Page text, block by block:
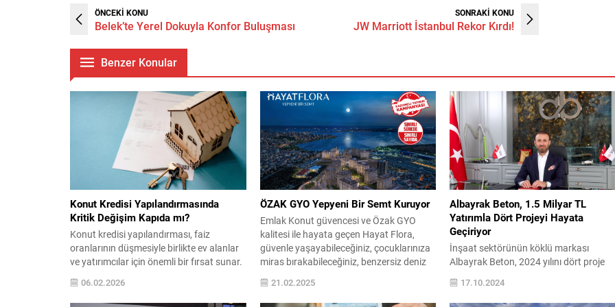
ÖNCEKİ KONU
Belek’te Yerel Dokuyla Konfor Buluşması
SONRAKİ KONU
JW Marriott İstanbul Rekor Kırdı!
Benzer Konular
Konut Kredisi Yapılandırmasında
Kritik Değişim Kapıda mı?
Konut kredisi yapılandırması, faiz
oranlarının düşmesiyle birlikte ev alanlar
ve yatırımcılar için önemli bir fırsat sunar.
Yapılandırma veya refinansman, mevcut
kredinin daha düşük faiz oranları ile
yeniden düzenlenmesi anlamına gelir.
06.02.2026
ÖZAK GYO Yepyeni Bir Semt Kuruyor
Emlak Konut güvencesi ve Özak GYO
kalitesi ile hayata geçen Hayat Flora,
güvenle yaşayabileceğiniz, çocuklarınıza
miras bırakabileceğiniz, benzersiz deniz
ve göl manzarasına sahip özel bir yaşam
sunuyor. Geniş peyzaj alanı, bahçe
kullanımlı ve teraslı daireleri, cadde
21.02.2025
Albayrak Beton, 1.5 Milyar TL
Yatırımla Dört Projeyi Hayata
Geçiriyor
İnşaat sektörünün köklü markası
Albayrak Beton, 2024 yılını dört proje
yatırımıyla kapatıyor. Dört projenin
çalışmalarını tamamlayarak,
inşaatlarına start veren Albayrak
17.10.2024